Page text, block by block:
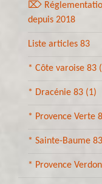
⌦
depuis 2018
Liste articles 83
* Côte varoise 83
* Dracénie 83 (1)
* Provence Verte
* Sainte-Baume 83
* Provence